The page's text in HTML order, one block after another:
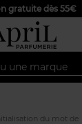
gratuite dès 55€
du mot de